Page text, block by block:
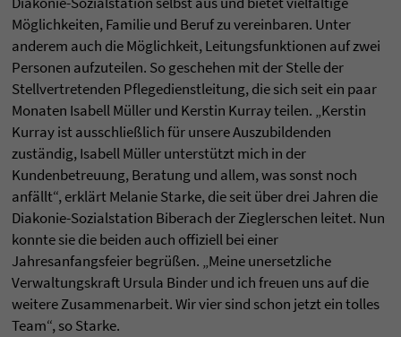
Möglichkeiten, Familie und Beruf zu vereinbaren. Unter
anderem auch die Möglichkeit, Leitungsfunktionen auf zwei
Personen aufzuteilen. So geschehen mit der Stelle der
Stellvertretenden Pflegedienstleitung, die sich seit ein paar
Monaten Isabell Müller und Kerstin Kurray teilen. „Kerstin
Kurray ist ausschließlich für unsere Auszubildenden
zuständig, Isabell Müller unterstützt mich in der
Kundenbetreuung, Beratung und allem, was sonst noch
anfällt“, erklärt Melanie Starke, die seit über drei Jahren die
Diakonie-Sozialstation Biberach der Zieglerschen leitet. Nun
konnte sie die beiden auch offiziell bei einer
Jahresanfangsfeier begrüßen. „Meine unersetzliche
Verwaltungskraft Ursula Binder und ich freuen uns auf die
weitere Zusammenarbeit. Wir vier sind schon jetzt ein tolles
Team“, so Starke.